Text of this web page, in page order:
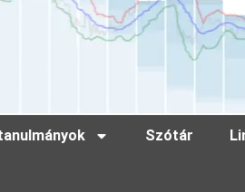
Szótár